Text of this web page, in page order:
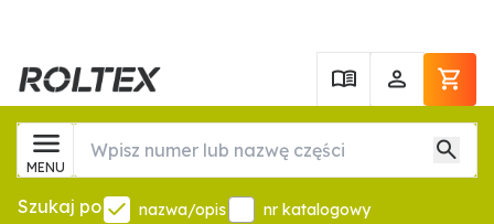
MENU
Szukaj po nazwa/opis nr katalogowy